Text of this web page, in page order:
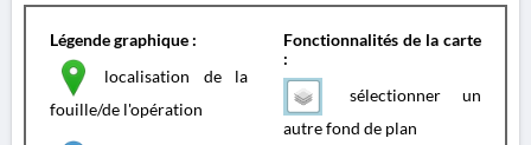
Légende graphique :
localisation de la
fouille/de l'opération
Fonctionnalités de la carte
:
sélectionner un
autre fond de plan